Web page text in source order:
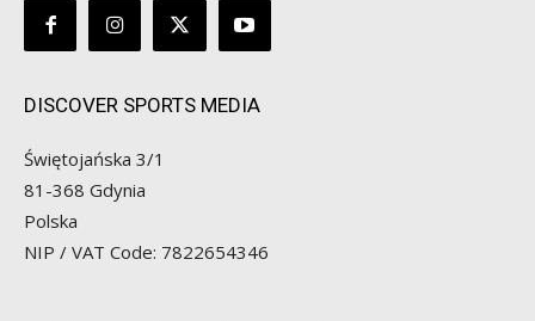
DISCOVER SPORTS MEDIA
Świętojańska 3/1
81-368 Gdynia
Polska
NIP / VAT Code: 7822654346